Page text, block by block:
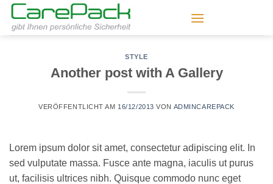
Zum
Inhalt
springen
STYLE
Another post with A Gallery
VERÖFFENTLICHT AM 16/12/2013 VON ADMINCAREPACK
Lorem ipsum dolor sit amet, consectetur adipiscing elit. In
sed vulputate massa. Fusce ante magna, iaculis ut purus
ut, facilisis ultrices nibh. Quisque commodo nunc eget